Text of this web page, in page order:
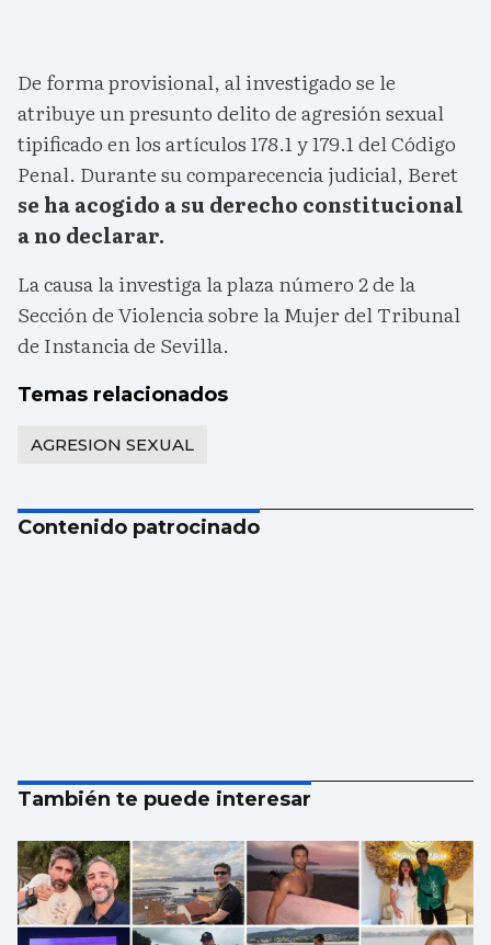
De forma provisional, al investigado se le
atribuye un presunto delito de agresión sexual
tipificado en los artículos 178.1 y 179.1 del Código
Penal. Durante su comparecencia judicial, Beret
se ha acogido a su derecho constitucional
a no declarar.
La causa la investiga la plaza número 2 de la
Sección de Violencia sobre la Mujer del Tribunal
de Instancia de Sevilla.
Temas relacionados
AGRESION SEXUAL
Contenido patrocinado
También te puede interesar